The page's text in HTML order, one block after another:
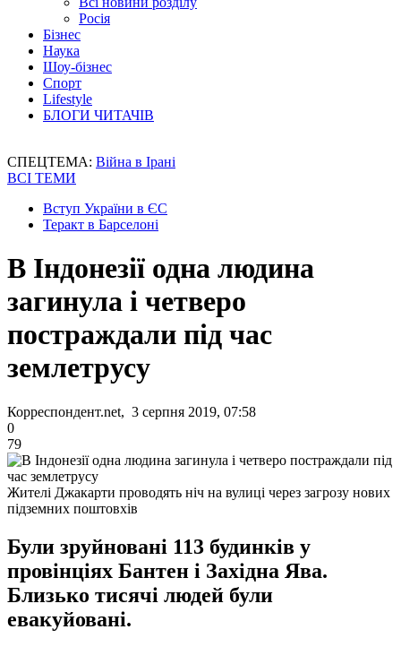
Росія
Бізнес
Наука
Шоу-бізнес
Спорт
Lifestyle
БЛОГИ ЧИТАЧІВ
СПЕЦТЕМА: Війна в Ірані
ВСІ ТЕМИ
Вступ України в ЄС
Теракт в Барселоні
В Індонезії одна людина
загинула і четверо
постраждали під час
землетрусу
Корреспондент.net, 3 серпня 2019, 07:58
0
79
Жителі Джакарти проводять ніч на вулиці через загрозу нових
підземних поштовхів
Були зруйновані 113 будинків у
провінціях Бантен і Західна Ява.
Близько тисячі людей були
евакуйовані.